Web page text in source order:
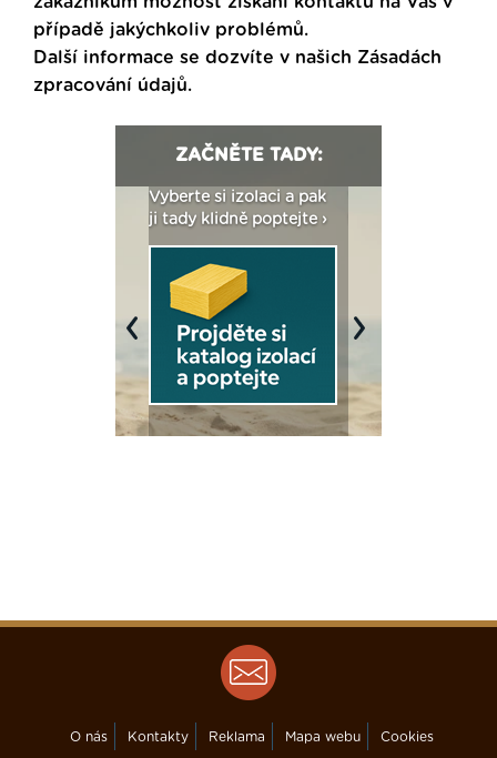
případě jakýchkoliv problémů.
Další informace se dozvíte v našich Zásadách
zpracování údajů.
ZAČNĚTE TADY:
Vyberte si izolaci a pak
ji tady klidně poptejte ›
Previous Next
O nás Kontakty Reklama Mapa webu Cookies